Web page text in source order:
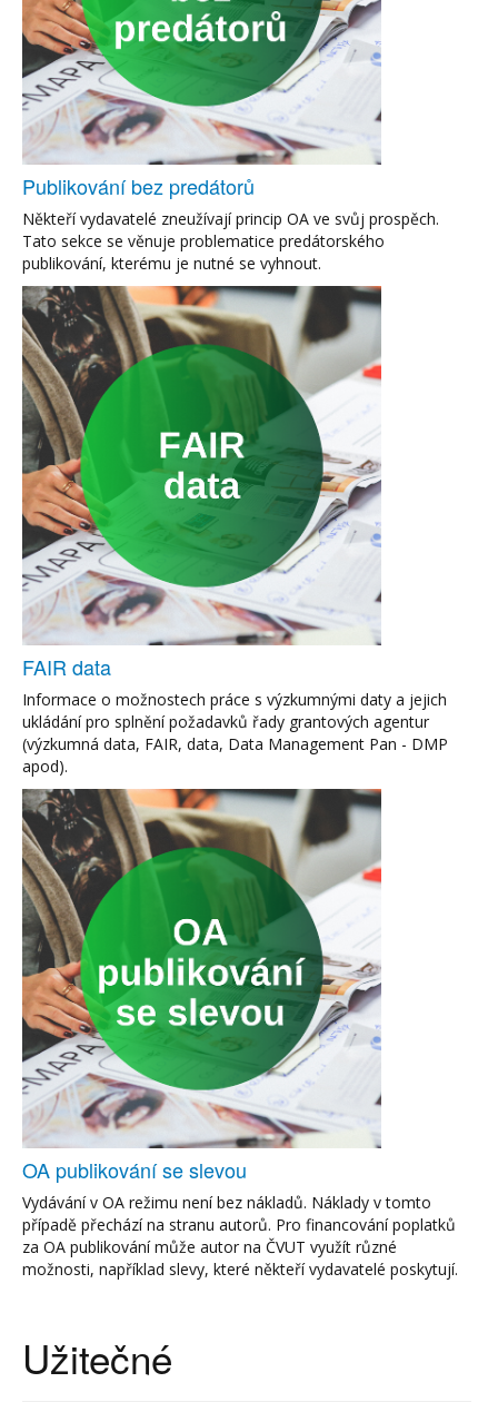
Publikování bez predátorů
Někteří vydavatelé zneužívají princip OA ve svůj prospěch.
Tato sekce se věnuje problematice predátorského
publikování, kterému je nutné se vyhnout.
FAIR data
Informace o možnostech práce s výzkumnými daty a jejich
ukládání pro splnění požadavků řady grantových agentur
(výzkumná data, FAIR, data, Data Management Pan - DMP
apod).
OA publikování se slevou
Vydávání v OA režimu není bez nákladů. Náklady v tomto
případě přechází na stranu autorů. Pro financování poplatků
za OA publikování může autor na ČVUT využít různé
možnosti, například slevy, které někteří vydavatelé poskytují.
Užitečné